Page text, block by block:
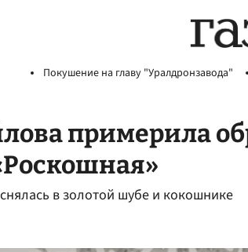
Покушение на главу "Уралдронзавода"
примерила
в золотой шубе и кокошнике